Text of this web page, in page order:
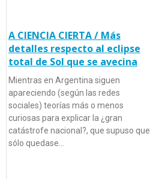
A CIENCIA CIERTA / Más
detalles respecto al eclipse
total de Sol que se avecina
Mientras en Argentina siguen
apareciendo (según las redes
sociales) teorías más o menos
curiosas para explicar la ¿gran
catástrofe nacional?, que supuso que
sólo quedase…